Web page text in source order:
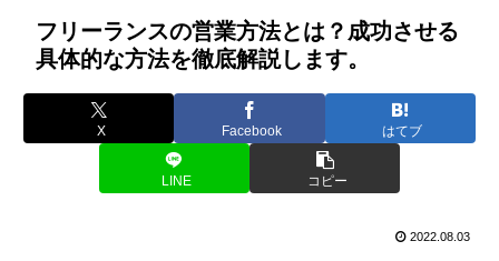
フリーランスの営業方法とは？成功させる
具体的な方法を徹底解説します。
X Facebook はてブ
LINE コピー
2022.08.03